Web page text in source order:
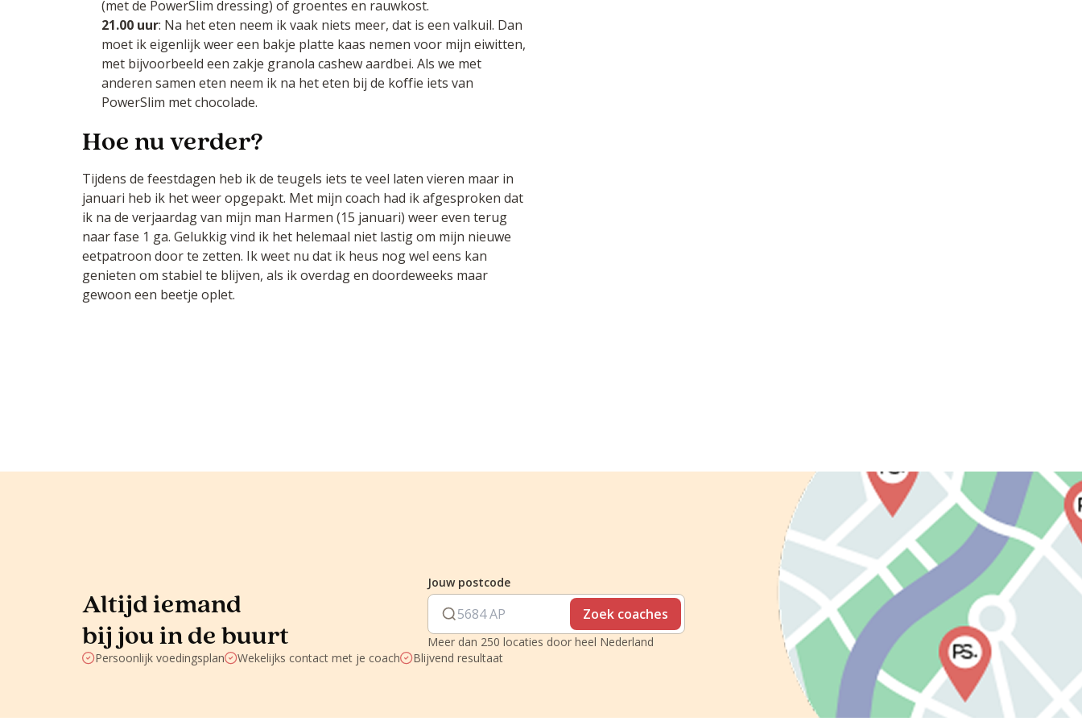
(met de PowerSlim dressing) of groentes en rauwkost.
21.00 uur: Na het eten neem ik vaak niets meer, dat is een valkuil. Dan
moet ik eigenlijk weer een bakje platte kaas nemen voor mijn eiwitten,
met bijvoorbeeld een zakje granola cashew aardbei. Als we met
anderen samen eten neem ik na het eten bij de koffie iets van
PowerSlim met chocolade.
Hoe nu verder?
Tijdens de feestdagen heb ik de teugels iets te veel laten vieren maar in
januari heb ik het weer opgepakt. Met mijn coach had ik afgesproken dat
ik na de verjaardag van mijn man Harmen (15 januari) weer even terug
naar fase 1 ga. Gelukkig vind ik het helemaal niet lastig om mijn nieuwe
eetpatroon door te zetten. Ik weet nu dat ik heus nog wel eens kan
genieten om stabiel te blijven, als ik overdag en doordeweeks maar
gewoon een beetje oplet.
Altijd iemand
bij jou in de buurt
Jouw postcode
Zoek coaches
Meer dan 250 locaties door heel Nederland
Persoonlijk voedingsplan
Wekelijks contact met je coach Blijvend resultaat